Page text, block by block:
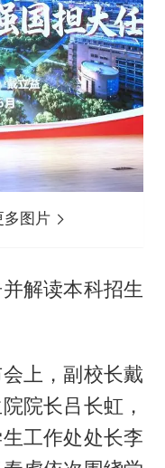
多图片
解读本科招生
上，副校长戴
院长吕长虹，
工作处处长李